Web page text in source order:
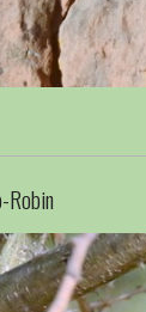
Robin